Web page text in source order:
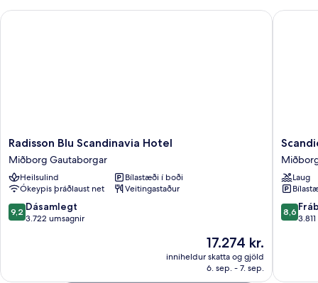
Radisson
Blu
Scandinavia
Hotel
Miðborg
Gautaborgar
Radisson Blu Scandinavia Hotel
Miðborg Gautaborgar
Heilsulind
Bílastæði í boði
Ókeypis þráðlaust net
Veitingastaður
9.2
af
9,2 Dásamlegt
3.722 umsagnir
Verðið
er
17.274 kr.
17.274 kr.
inniheldur skatta og gjöld
6. sep. - 7. sep.
Radisson Blu Scandinavia Hotel
Scandic
Europa
Laug
8.6
af
8,6
Scandic